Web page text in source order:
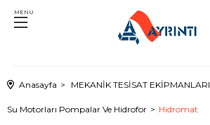
MENU
Anasayfa MEKANİK TESİSAT EKİPMANLARI
Su Motorları Pompalar Ve Hidrofor Hidromat